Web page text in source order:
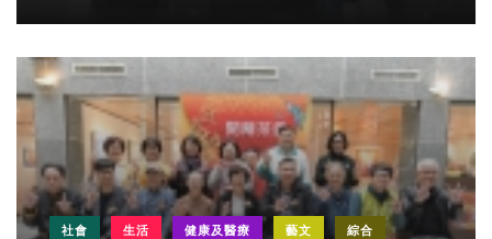
社會 生活 健康及醫療 藝文 綜合